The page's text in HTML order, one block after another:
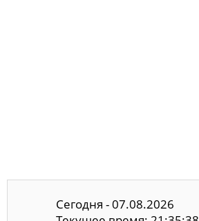
Сегодня - 07.08.2026